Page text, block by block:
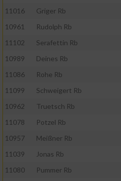
11016
Griger Rb
10961
Rudolph Rb
11102
Serafettin Rb
10989
Deines Rb
11086
Rohe Rb
11099
Schweigert Rb
10962
Truetsch Rb
11078
Potzel Rb
10957
Meißner Rb
11039
Jonas Rb
11080
Pummer Rb